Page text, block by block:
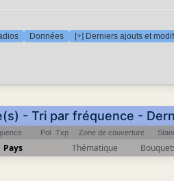
Données [+] Derniers ajouts et
- Tri par fréquence -
Pol Txp Zone de couverture
Pays Thématique